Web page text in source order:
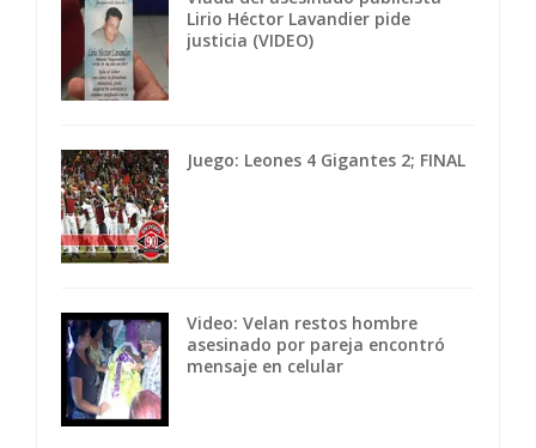
Lirio Héctor Lavandier pide
justicia (VIDEO)
Juego: Leones 4 Gigantes 2; FINAL
Video: Velan restos hombre
asesinado por pareja encontró
mensaje en celular